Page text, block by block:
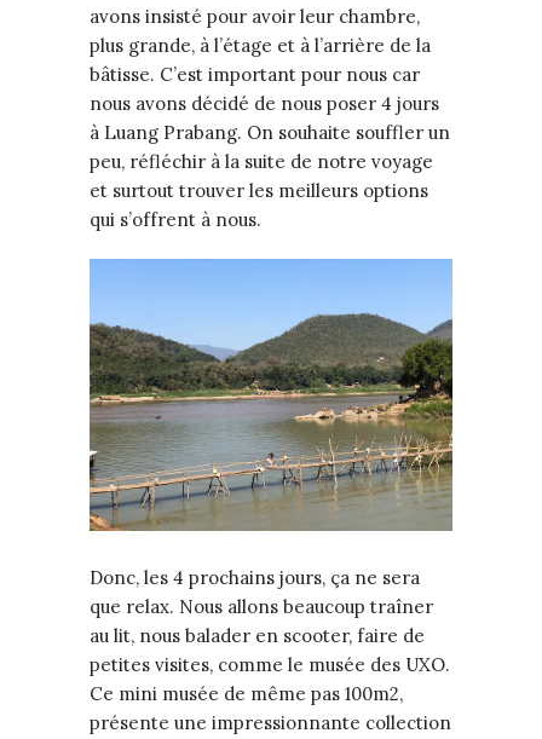
avons insisté pour avoir leur chambre,
plus grande, à l’étage et à l’arrière de la
bâtisse. C’est important pour nous car
nous avons décidé de nous poser 4 jours
à Luang Prabang. On souhaite souffler un
peu, réfléchir à la suite de notre voyage
et surtout trouver les meilleurs options
qui s’offrent à nous.
Donc, les 4 prochains jours, ça ne sera
que relax. Nous allons beaucoup traîner
au lit, nous balader en scooter, faire de
petites visites, comme le musée des UXO.
Ce mini musée de même pas 100m2,
présente une impressionnante collection